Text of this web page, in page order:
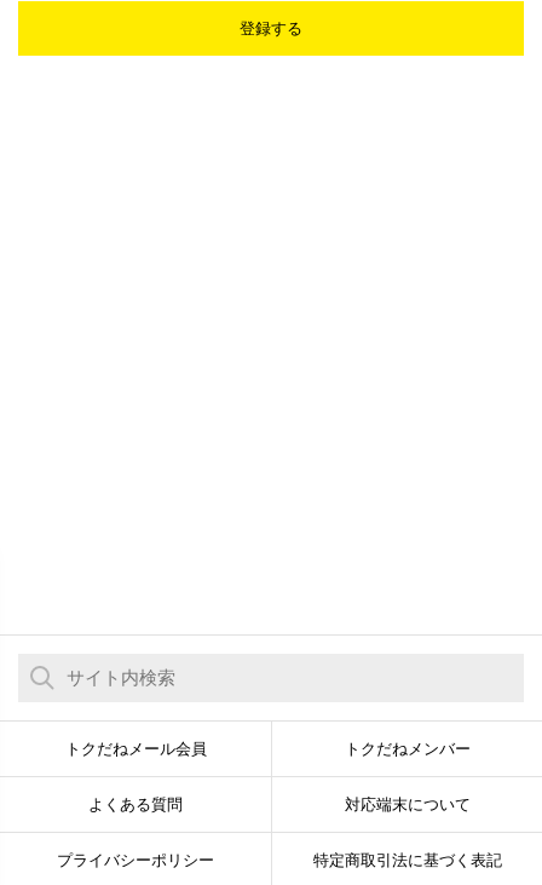
登録する
トクだねメール会員 トクだねメンバー
よくある質問 対応端末について
プライバシーポリシー 特定商取引法に基づく表記